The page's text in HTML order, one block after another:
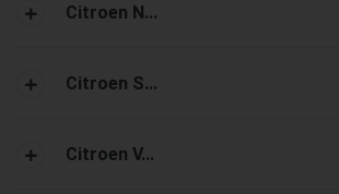
Citroen N...
Citroen S...
Citroen V...